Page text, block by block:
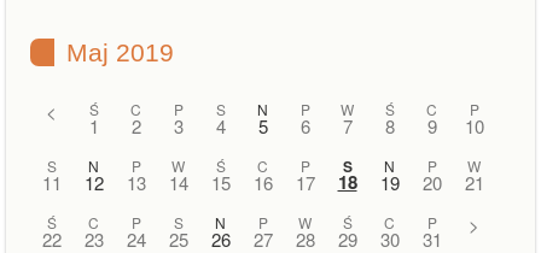
Maj 2019
< Ś
1
C
2
P
3
S
4
N
5
P
6
W
7
Ś
8
C
9
P
10
S
11
N
12
P
13
W
14
Ś
15
C
16
P
17
S
18
N
19
P
20
W
21
Ś
22
C
23
P
24
S
25
N
26
P
27
W
28
Ś
29
C
30
P
31
>